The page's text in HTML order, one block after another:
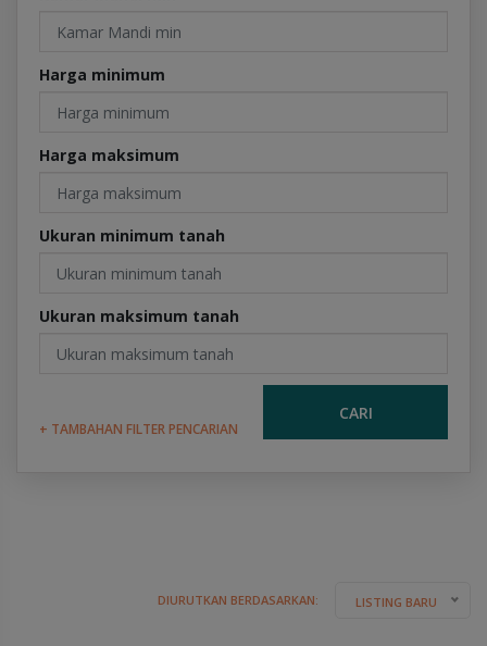
Harga minimum
Harga maksimum
Ukuran minimum tanah
Ukuran maksimum tanah
+ TAMBAHAN FILTER PENCARIAN
CARI
DIURUTKAN BERDASARKAN: LISTING BARU